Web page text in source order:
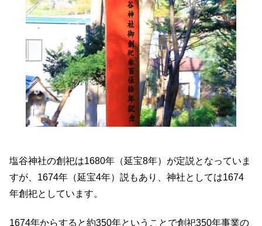
塩谷神社の創祀は1680年（延宝8年）が定説となっていま
すが、1674年（延宝4年）説もあり、神社としては1674
年創祀としています。
1674年からすると約350年ということで創祀350年事業の